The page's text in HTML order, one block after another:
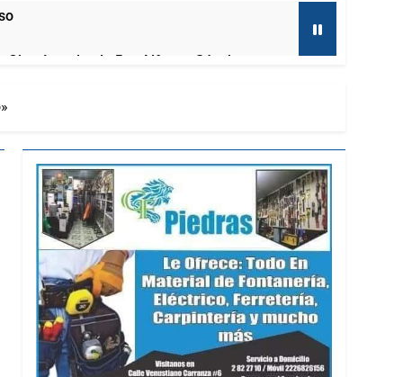
Impulsada Por Alfonso Sánchez
a la prensa